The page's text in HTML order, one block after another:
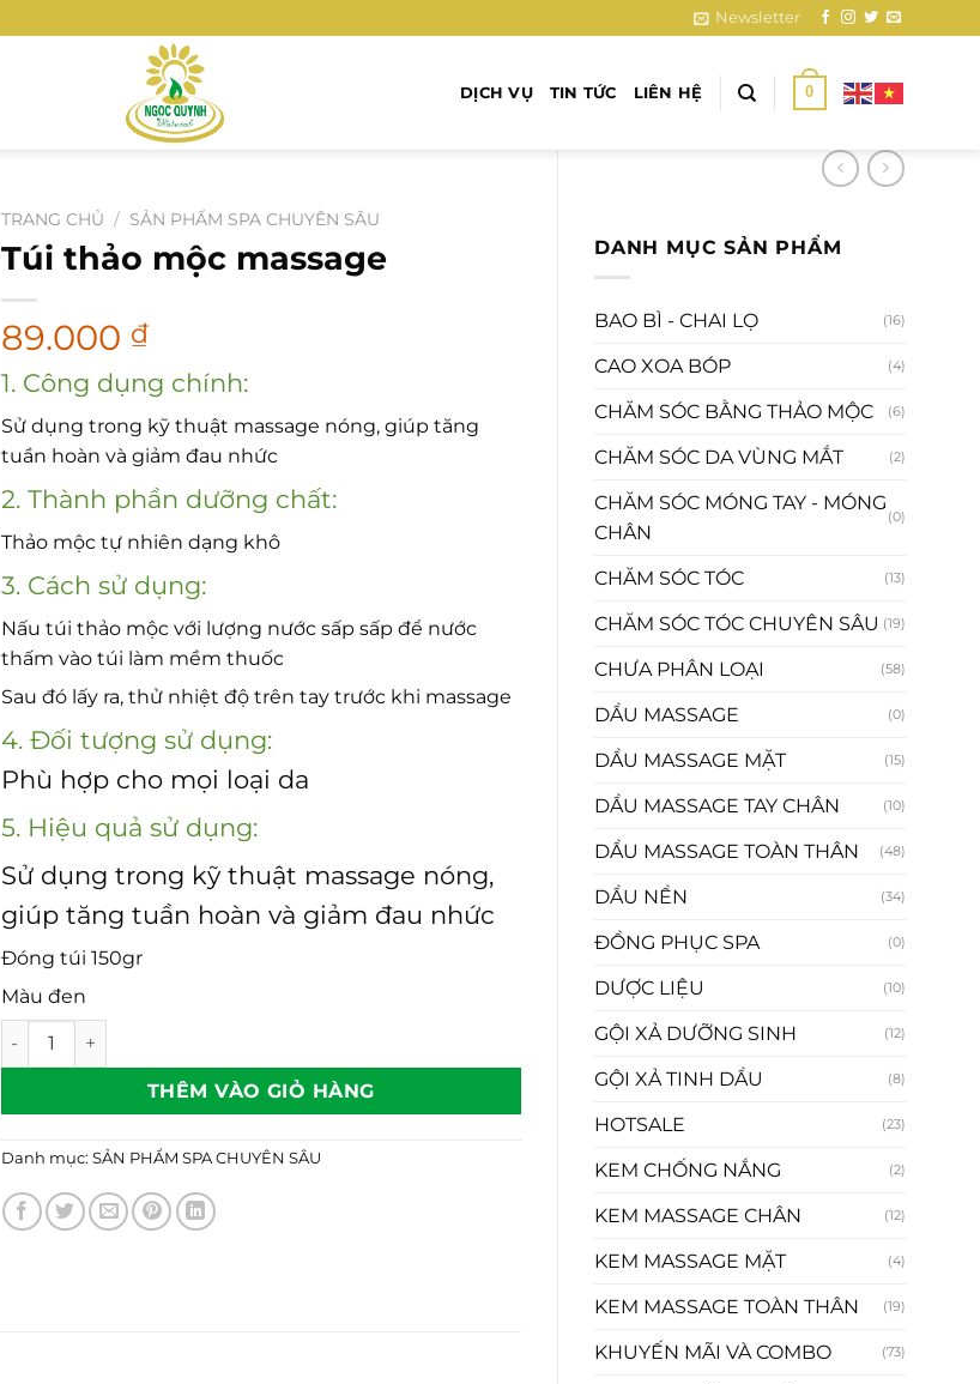
Newsletter
DỊCH VỤ TIN TỨC LIÊN HỆ 0
DANH MỤC SẢN PHẨM
BAO BÌ - CHAI LỌ (16)
CAO XOA BÓP (4)
CHĂM SÓC BẰNG THẢO MỘC (6)
CHĂM SÓC DA VÙNG MẮT (2)
CHĂM SÓC MÓNG TAY - MÓNG
CHÂN
(0)
CHĂM SÓC TÓC (13)
CHĂM SÓC TÓC CHUYÊN SÂU (19)
CHƯA PHÂN LOẠI (58)
DẦU MASSAGE (0)
DẦU MASSAGE MẶT (15)
DẦU MASSAGE TAY CHÂN (10)
DẦU MASSAGE TOÀN THÂN (48)
DẦU NỀN (34)
ĐỒNG PHỤC SPA (0)
DƯỢC LIỆU (10)
GỘI XẢ DƯỠNG SINH (12)
GỘI XẢ TINH DẦU (8)
HOTSALE (23)
KEM CHỐNG NẮNG (2)
KEM MASSAGE CHÂN (12)
KEM MASSAGE MẶT (4)
KEM MASSAGE TOÀN THÂN (19)
KHUYẾN MÃI VÀ COMBO (73)
TRANG CHỦ / SẢN PHẨM SPA CHUYÊN SÂU
Túi thảo mộc massage
89.000 ₫
1. Công dụng chính:
Sử dụng trong kỹ thuật massage nóng, giúp tăng
tuần hoàn và giảm đau nhức
2. Thành phần dưỡng chất:
Thảo mộc tự nhiên dạng khô
3. Cách sử dụng:
Nấu túi thảo mộc với lượng nước sấp sấp để nước
thấm vào túi làm mềm thuốc
Sau đó lấy ra, thử nhiệt độ trên tay trước khi massage
4. Đối tượng sử dụng:
Phù hợp cho mọi loại da
5. Hiệu quả sử dụng:
Sử dụng trong kỹ thuật massage nóng,
giúp tăng tuần hoàn và giảm đau nhức
Đóng túi 150gr
Màu đen
Túi thảo mộc massage số lượng
THÊM VÀO GIỎ HÀNG
Danh mục: SẢN PHẨM SPA CHUYÊN SÂU